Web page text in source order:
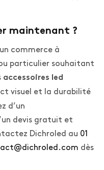
maintenant ?
commerce à
particulier souhaitant
accessoires led
visuel et la durabilité
d’un
devis gratuit et
Dichroled au 01
dès